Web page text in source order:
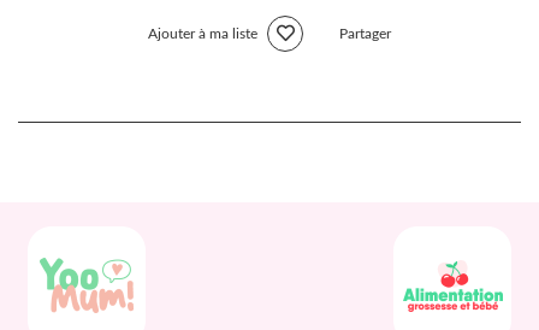
Ajouter à ma liste Partager